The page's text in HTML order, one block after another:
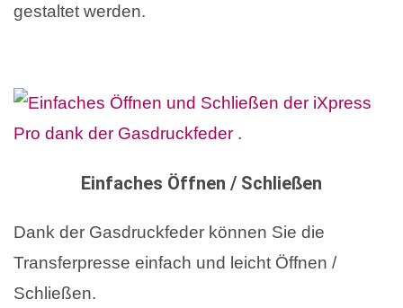
gestaltet werden.
Einfaches Öffnen / Schließen
Dank der Gasdruckfeder können Sie die
Transferpresse einfach und leicht Öffnen /
Schließen.